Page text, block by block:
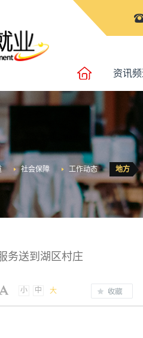
资讯
地方
工作动态
社会保障
务送到湖区村庄
小 中 大